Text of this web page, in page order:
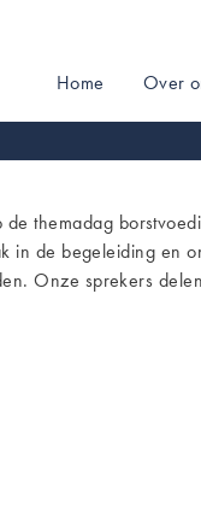
Main
navigation
Home Over
themadag
de begeleiding en
Onze sprekers